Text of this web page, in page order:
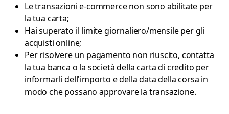
Le transazioni e-commerce non sono abilitate per
la tua carta;
Hai superato il limite giornaliero/mensile per gli
acquisti online;
Per risolvere un pagamento non riuscito, contatta
la tua banca o la società della carta di credito per
informarli dell'importo e della data della corsa in
modo che possano approvare la transazione.